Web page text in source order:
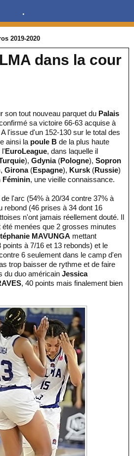
.
2019-2020
dans la cour
son tout nouveau parquet du Palais
sa victoire 66-63 acquise à
l'issue d'un 152-130 sur le total des
ainsi la poule B de la plus haute
l'EuroLeague, dans laquelle il
), Gdynia (Pologne), Sopron
Girona (Espagne), Kursk (Russie)
Féminin, une vieille connaissance.
l'arc (54% à 20/34 contre 37% à
rebond (46 prises à 34 dont 16
n'ont jamais réellement douté. Il
menées que 2 grosses minutes
MAVUNGA mettant
à 7/16 et 13 rebonds) et le
6 seulement dans le camp d'en
trop baisser de rythme et de faire
du duo américain Jessica
, 40 points mais finalement bien